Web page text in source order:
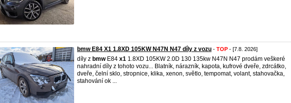
bmw E84 X1 1.8XD 105KW N47N N47 díly z vozu - TOP - [7.8. 2026]
díly z bmwE84 x1 1.8XD 105KW 2.0D 130 135kw N47N N47 prodám veškeré
nahradní díly z tohoto vozu... Blatník, nárazník, kapota, kufrové dveře, zdrcátko,
dveře, čelní sklo, stropnice, klika, xenon, světlo, tempomat, volant, stahovačka,
stahování ok ...